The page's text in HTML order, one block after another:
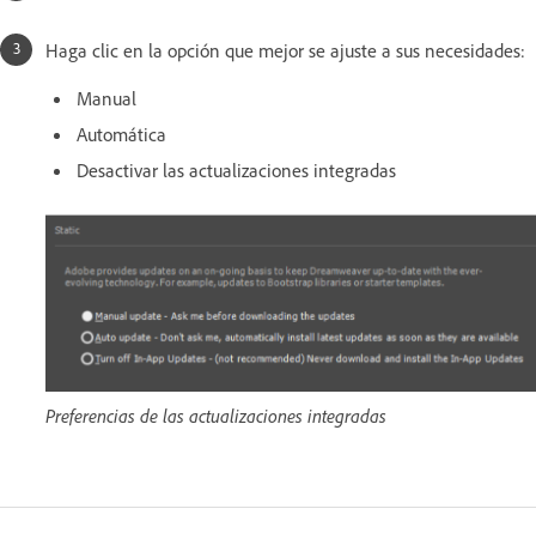
Haga clic en la opción que mejor se ajuste a sus necesidades:
Manual
Automática
Desactivar las actualizaciones integradas
Preferencias de las actualizaciones integradas